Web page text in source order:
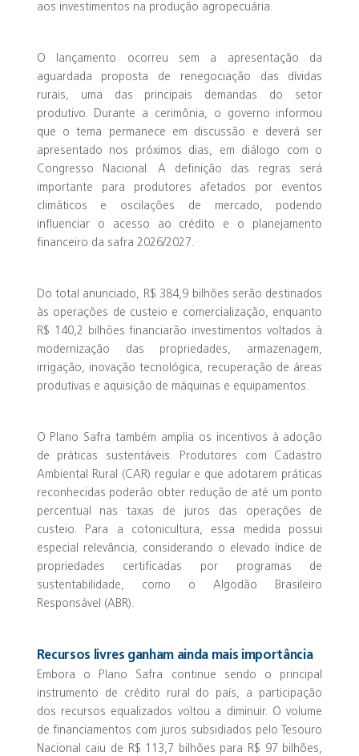
aos investimentos na produção agropecuária.
O lançamento ocorreu sem a apresentação da
aguardada proposta de renegociação das dívidas
rurais, uma das principais demandas do setor
produtivo. Durante a cerimônia, o governo informou
que o tema permanece em discussão e deverá ser
apresentado nos próximos dias, em diálogo com o
Congresso Nacional. A definição das regras será
importante para produtores afetados por eventos
climáticos e oscilações de mercado, podendo
influenciar o acesso ao crédito e o planejamento
financeiro da safra 2026/2027.
Do total anunciado, R$ 384,9 bilhões serão destinados
às operações de custeio e comercialização, enquanto
R$ 140,2 bilhões financiarão investimentos voltados à
modernização das propriedades, armazenagem,
irrigação, inovação tecnológica, recuperação de áreas
produtivas e aquisição de máquinas e equipamentos.
O Plano Safra também amplia os incentivos à adoção
de práticas sustentáveis. Produtores com Cadastro
Ambiental Rural (CAR) regular e que adotarem práticas
reconhecidas poderão obter redução de até um ponto
percentual nas taxas de juros das operações de
custeio. Para a cotonicultura, essa medida possui
especial relevância, considerando o elevado índice de
propriedades certificadas por programas de
sustentabilidade, como o Algodão Brasileiro
Responsável (ABR).
Recursos livres ganham ainda mais importância
Embora o Plano Safra continue sendo o principal
instrumento de crédito rural do país, a participação
dos recursos equalizados voltou a diminuir. O volume
de financiamentos com juros subsidiados pelo Tesouro
Nacional caiu de R$ 113,7 bilhões para R$ 97 bilhões,